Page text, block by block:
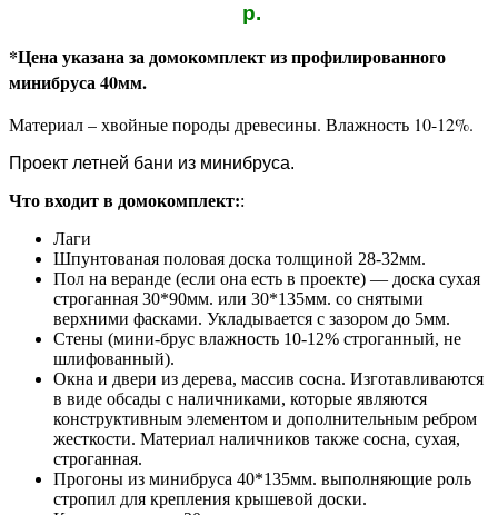
р.
*Цена указана за домокомплект из профилированного
минибруса 40мм.
Материал – хвойные породы древесины. Влажность 10-12%.
Проект летней бани из минибруса.
Что входит в домокомплект::
Лаги
Шпунтованая половая доска толщиной 28-32мм.
Пол на веранде (если она есть в проекте) — доска сухая
строганная 30*90мм. или 30*135мм. со снятыми
верхними фасками. Укладывается с зазором до 5мм.
Стены (мини-брус влажность 10-12% строганный, не
шлифованный).
Окна и двери из дерева, массив сосна. Изготавливаются
в виде обсады с наличниками, которые являются
конструктивным элементом и дополнительным ребром
жесткости. Материал наличников также сосна, сухая,
строганная.
Прогоны из минибруса 40*135мм. выполняющие роль
стропил для крепления крышевой доски.